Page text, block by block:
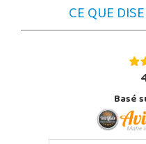
CE QUE
Basé